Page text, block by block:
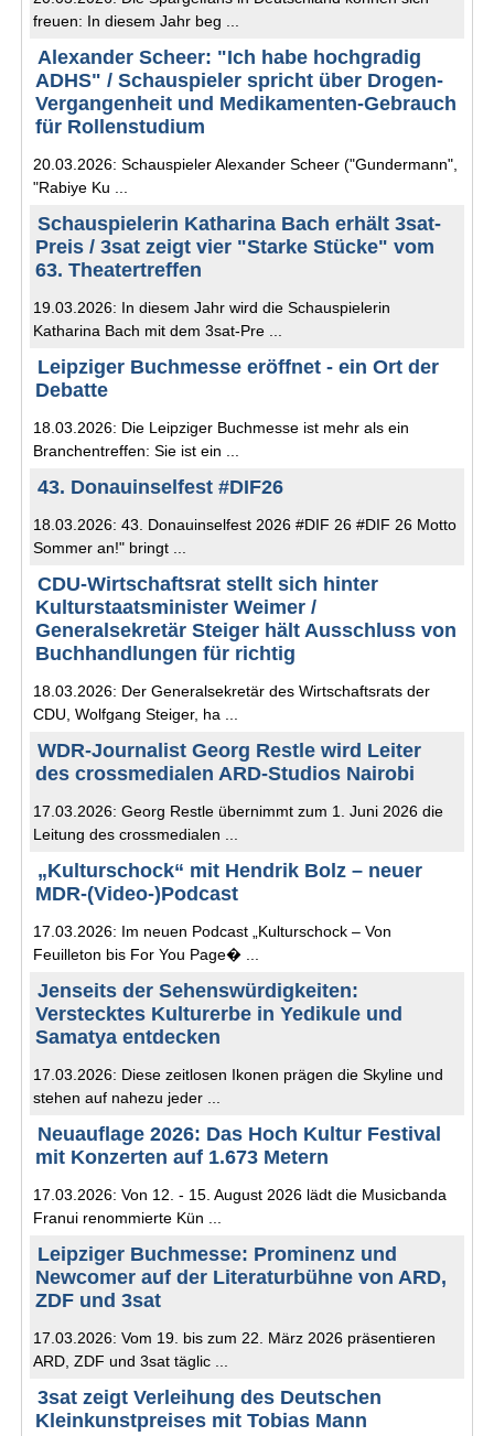
freuen: In diesem Jahr beg ...
Alexander Scheer: "Ich habe hochgradig
ADHS" / Schauspieler spricht über Drogen-
Vergangenheit und Medikamenten-Gebrauch
für Rollenstudium
20.03.2026: Schauspieler Alexander Scheer ("Gundermann",
"Rabiye Ku ...
Schauspielerin Katharina Bach erhält 3sat-
Preis / 3sat zeigt vier "Starke Stücke" vom
63. Theatertreffen
19.03.2026: In diesem Jahr wird die Schauspielerin
Katharina Bach mit dem 3sat-Pre ...
Leipziger Buchmesse eröffnet - ein Ort der
Debatte
18.03.2026: Die Leipziger Buchmesse ist mehr als ein
Branchentreffen: Sie ist ein ...
43. Donauinselfest #DIF26
18.03.2026: 43. Donauinselfest 2026 #DIF 26 #DIF 26 Motto
Sommer an!" bringt ...
CDU-Wirtschaftsrat stellt sich hinter
Kulturstaatsminister Weimer /
Generalsekretär Steiger hält Ausschluss von
Buchhandlungen für richtig
18.03.2026: Der Generalsekretär des Wirtschaftsrats der
CDU, Wolfgang Steiger, ha ...
WDR-Journalist Georg Restle wird Leiter
des crossmedialen ARD-Studios Nairobi
17.03.2026: Georg Restle übernimmt zum 1. Juni 2026 die
Leitung des crossmedialen ...
„Kulturschock“ mit Hendrik Bolz – neuer
MDR-(Video-)Podcast
17.03.2026: Im neuen Podcast „Kulturschock – Von
Feuilleton bis For You Page� ...
Jenseits der Sehenswürdigkeiten:
Verstecktes Kulturerbe in Yedikule und
Samatya entdecken
17.03.2026: Diese zeitlosen Ikonen prägen die Skyline und
stehen auf nahezu jeder ...
Neuauflage 2026: Das Hoch Kultur Festival
mit Konzerten auf 1.673 Metern
17.03.2026: Von 12. - 15. August 2026 lädt die Musicbanda
Franui renommierte Kün ...
Leipziger Buchmesse: Prominenz und
Newcomer auf der Literaturbühne von ARD,
ZDF und 3sat
17.03.2026: Vom 19. bis zum 22. März 2026 präsentieren
ARD, ZDF und 3sat täglic ...
3sat zeigt Verleihung des Deutschen
Kleinkunstpreises mit Tobias Mann